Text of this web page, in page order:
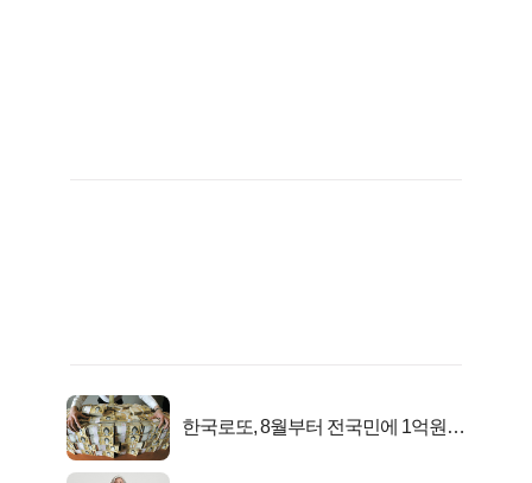
한국로또, 8월부터 전국민에 1억원씩